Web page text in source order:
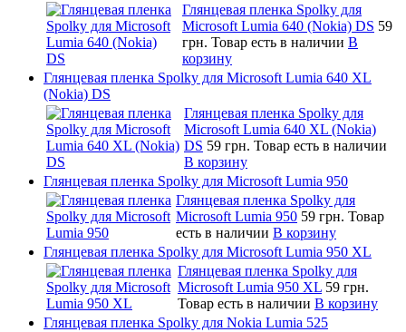
Глянцевая пленка Spolky для
Microsoft Lumia 640 (Nokia) DS 59
грн. Товар есть в наличии В
корзину
Глянцевая пленка Spolky для Microsoft Lumia 640 XL
(Nokia) DS
Глянцевая пленка Spolky для
Microsoft Lumia 640 XL (Nokia)
DS 59 грн. Товар есть в наличии
В корзину
Глянцевая пленка Spolky для Microsoft Lumia 950
Глянцевая пленка Spolky для
Microsoft Lumia 950 59 грн. Товар
есть в наличии В корзину
Глянцевая пленка Spolky для Microsoft Lumia 950 XL
Глянцевая пленка Spolky для
Microsoft Lumia 950 XL 59 грн.
Товар есть в наличии В корзину
Глянцевая пленка Spolky для Nokia Lumia 525